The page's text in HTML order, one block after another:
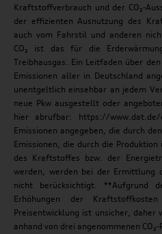
Kraftstoffverbrauch und der CO₂-
der effizienten Ausnutzung des
auch vom Fahrstil und anderen
CO₂ ist das für die
Treibhausgas. Ein Leitfaden über
Emissionen aller in Deutschland
unentgeltlich einsehbar an jedem
neue Pkw ausgestellt oder
hier abrufbar: https://
Emissionen angegeben, die durch
Emissionen, die durch die
des Kraftstoffes bzw. der
werden, werden bei der Ermittlung
nicht berücksichtigt. **Aufgrund
Erhöhungen der
Preisentwicklung ist unsicher, daher
anhand von drei angenommenen